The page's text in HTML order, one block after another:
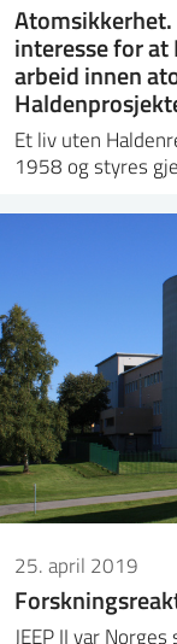
interesse for
arbeid innen
Et liv uten
1958 og styres
25. april 2019
JEEP II var